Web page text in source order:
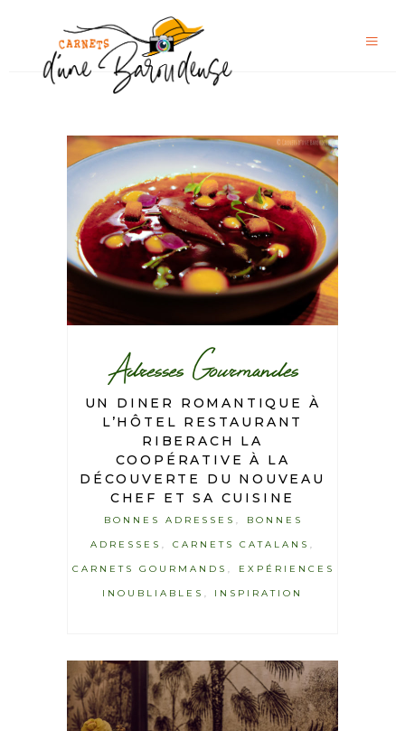
Adresses Gourmandes
UN DINER ROMANTIQUE À
L’HÔTEL RESTAURANT
RIBERACH LA
COOPÉRATIVE À LA
DÉCOUVERTE DU NOUVEAU
CHEF ET SA CUISINE
BONNES ADRESSES BONNES
ADRESSES CARNETS CATALANS
CARNETS GOURMANDS EXPÉRIENCES
INOUBLIABLES INSPIRATION